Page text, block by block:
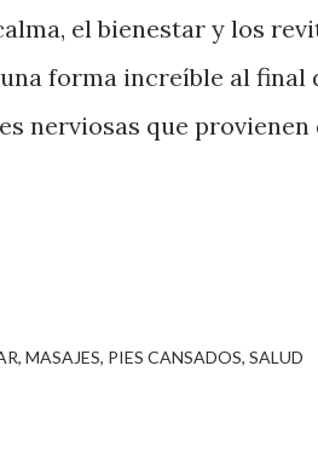
el bienestar y los
forma increíble al final
nerviosas que provienen
MASAJES PIES CANSADOS SALUD